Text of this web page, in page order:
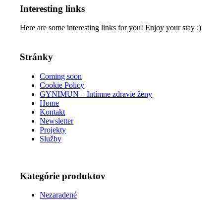
Interesting links
Here are some interesting links for you! Enjoy your stay :)
Stránky
Coming soon
Cookie Policy
GYNIMUN – Intímne zdravie ženy
Home
Kontakt
Newsletter
Projekty
Služby
Kategórie produktov
Nezaradené